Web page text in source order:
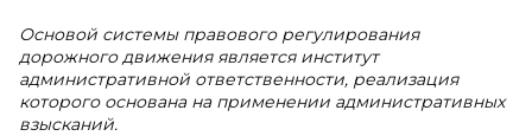
Основой системы правового регулирования
дорожного движения является институт
административной ответственности, реализация
которого основана на применении административных
взысканий.